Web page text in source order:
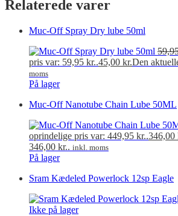
Relaterede varer
Muc-Off Spray Dry lube 50ml
pris var: 59,95 kr..45,00 kr.Den
moms
På lager
Muc-Off Nanotube Chain Lube 50ML
oprindelige pris var: 449,95 kr..346,00
346,00 kr.. inkl. moms
På lager
Sram Kædeled Powerlock 12sp Eagle
Ikke på lager